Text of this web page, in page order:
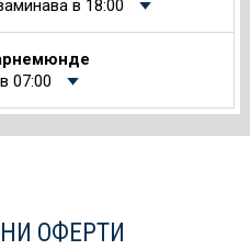
в 18:00
07:00
ОФЕРТИ